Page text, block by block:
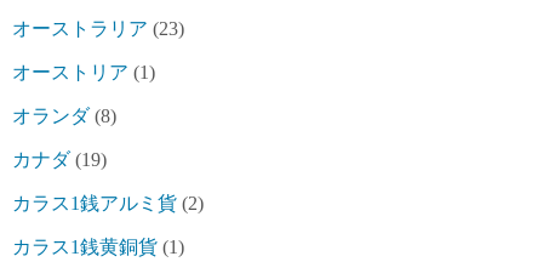
オーストラリア (23)
オーストリア (1)
オランダ(8)
カナダ(19)
カラス1銭アルミ貨 (2)
カラス1銭黄銅貨 (1)